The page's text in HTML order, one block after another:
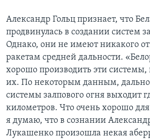
Александр Гольц признает, что
продвинулась в создании систем
Однако, они не имеют никакого
ракетам средней дальности.
хорошо производить эти
их. По некоторым данным,
системы залпового огня выходит
километров. Что очень хорошо
я думаю, что в сознании
Лукашенко произошла некая